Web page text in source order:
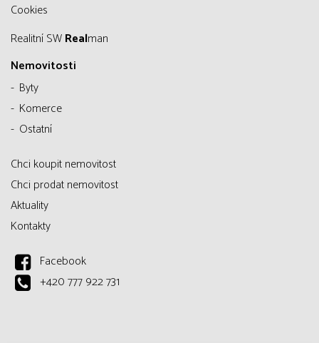
Cookies
Realitní SWRealman
Nemovitosti
Byty
Komerce
Ostatní
Chci koupit nemovitost
Chci prodat nemovitost
Aktuality
Kontakty
Facebook
+420 777 922 731